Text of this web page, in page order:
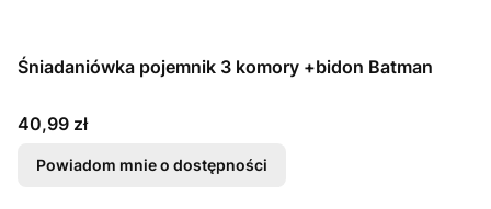
Śniadaniówka pojemnik 3 komory +bidon Batman
Cena
40,99 zł
Powiadom mnie o dostępności